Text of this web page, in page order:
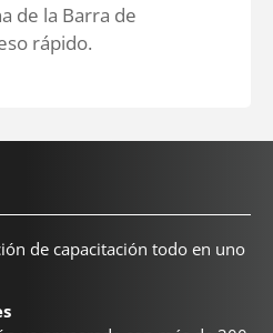
de la Barra de
rápido.
de capacitación todo en uno